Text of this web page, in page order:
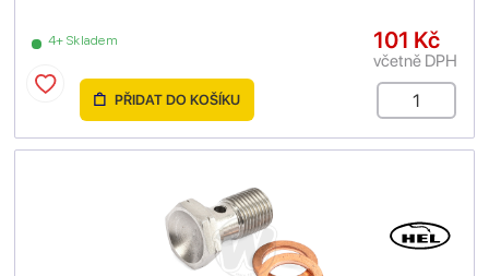
4+ Skladem 101 Kč
včetně DPH
PŘIDAT DO KOŠÍKU